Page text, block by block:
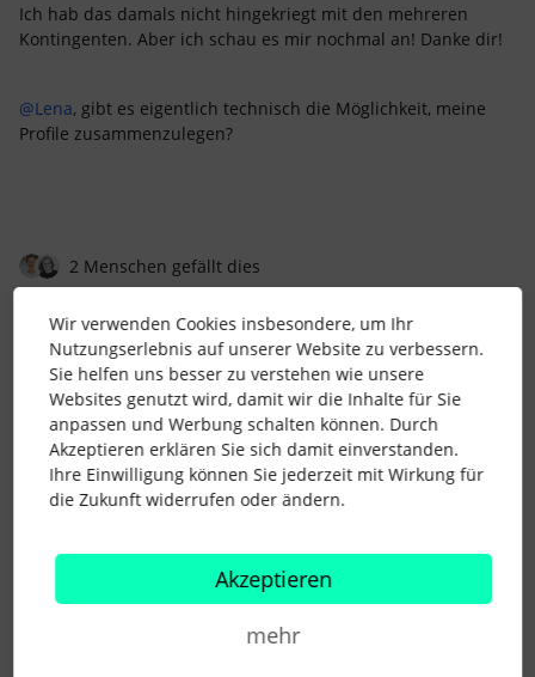
Ich hab das damals nicht hingekriegt mit den mehreren
Kontingenten. Aber ich schau es mir nochmal an! Danke dir!
@Lena, gibt es eigentlich technisch die Möglichkeit, meine
Profile zusammenzulegen?
2 Menschen gefällt dies
Lena Forum|Forum|3 years ago
Hallo zusammen,
@KathiL21s
habt ihr überlegt, 2 Abwesenheitsarten
Wie oft kommt das denn vor, dass Mitarbeitende so viel mit
ins neue Jahr nehmen, dass dies auch ihren gesetzlichen
Ich kenne es von den meisten Unternehmen so, wie
Wir verwenden Cookies insbesondere, um Ihr
Nutzungserlebnis auf unserer Website zu verbessern.
Sie helfen uns besser zu verstehen wie unsere
Websites genutzt wird, damit wir die Inhalte für Sie
anpassen und Werbung schalten können. Durch
Akzeptieren erklären Sie sich damit einverstanden.
Ihre Einwilligung können Sie jederzeit mit Wirkung für
die Zukunft widerrufen oder ändern.
Akzeptieren
mehr